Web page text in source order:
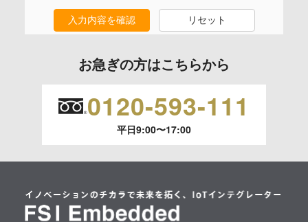
ご本人からの求めにより、当社が保有する保有個人データの
の停止、消去および 第三者への提供の停止（「開示等」とい
います。）に応じます。
開示等のご請求は、下記お問い合わせ先窓口へご連絡願いま
情報提供の任意性及び情報を与えなかった場合に本人に生じ
る結果
入力内容を確認 リセット
お急ぎの方はこちらから
0120-593-111
平日9:00〜17:00